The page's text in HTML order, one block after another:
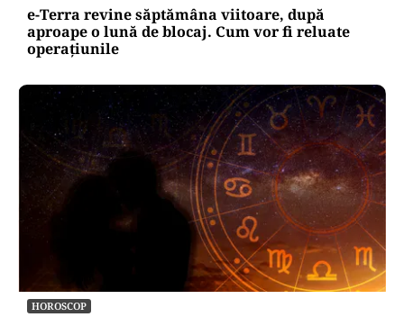
e-Terra revine săptămâna viitoare, după
aproape o lună de blocaj. Cum vor fi reluate
operațiunile
HOROSCOP